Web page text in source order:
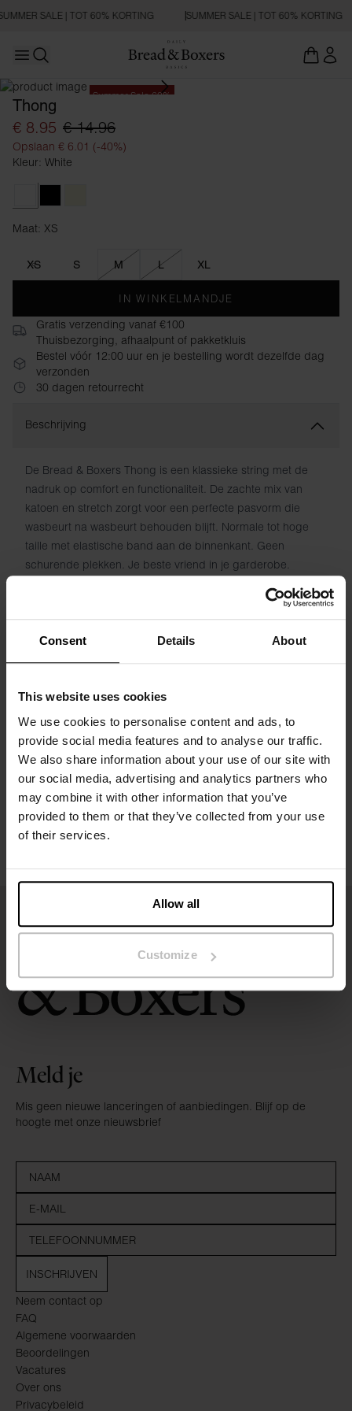
Consent Details About
This website uses cookies
We use cookies to personalise content and ads, to
provide social media features and to analyse our traffic.
We also share information about your use of our site with
our social media, advertising and analytics partners who
may combine it with other information that you’ve
provided to them or that they’ve collected from your use
of their services.
Allow all
Customize
SALE | TOT 60% KORTING SUMMER SALE | TOT 60% KORTING
Open main menu
Summer Sale 60%
Thong
€ 8.95 € 14.96
Opslaan € 6.01 (-40%)
Kleur: White
Maat: XS
XS S M L XL
IN WINKELMANDJE
Gratis verzending vanaf €100
Thuisbezorging, afhaalpunt of pakketkluis
Bestel vóór 12:00 uur en je bestelling wordt dezelfde dag
verzonden
30 dagen retourrecht
Beschrijving
De Bread & Boxers Thong is een klassieke string met de
nadruk op comfort en functionaliteit. De zachte mix van
katoen en stretch zorgt voor een perfecte pasvorm die
wasbeurt na wasbeurt behouden blijft. Normale tot hoge
taille met elastische band aan de binnenkant. Geen
schurende plekken. Je beste vriend in je garderobe.
Het model op de foto is 173 cm lang en draagt ​​maat S.
Specificatie
Maatgids
Wasvoorschriften
Beoordelingen
Neem contact op
FAQ
Algemene voorwaarden
Beoordelingen
Vacatures
Over ons
Privacybeleid
Meld je
Mis geen nieuwe lanceringen of aanbiedingen. Blijf op de
hoogte met onze nieuwsbrief
INSCHRIJVEN